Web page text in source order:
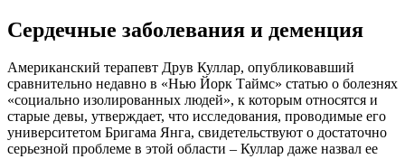
Сердечные заболевания и деменция
Американский терапевт Друв Куллар, опубликовавший
сравнительно недавно в «Нью Йорк Таймс» статью о болезнях
«социально изолированных людей», к которым относятся и
старые девы, утверждает, что исследования, проводимые его
университетом Бригама Янга, свидетельствуют о достаточно
серьезной проблеме в этой области – Куллар даже назвал ее